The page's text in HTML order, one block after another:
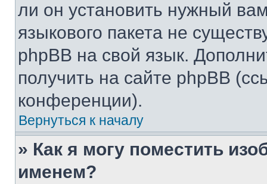
ли он установить нужный
языкового пакета не
phpBB на свой язык.
получить на сайте phpBB
конференции).
Вернуться к началу
» Как я могу поместить
именем?